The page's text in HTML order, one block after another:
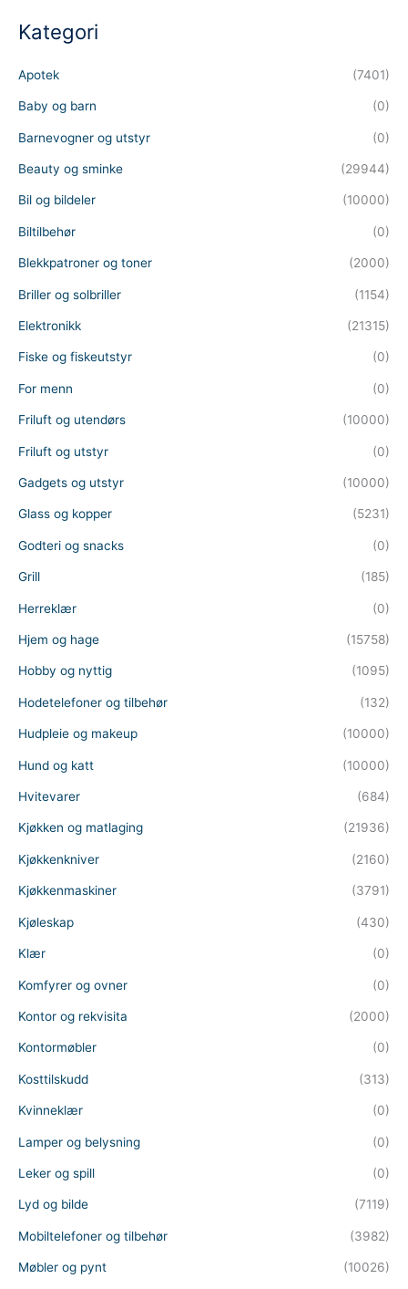
t
s
a
r
h
Kategori
Apotek (7401)
Baby og barn (0)
Barnevogner og utstyr (0)
Beauty og sminke (29944)
Bil og bildeler (10000)
Biltilbehør (0)
Blekkpatroner og toner (2000)
Briller og solbriller (1154)
Elektronikk (21315)
Fiske og fiskeutstyr (0)
For menn (0)
Friluft og utendørs (10000)
Friluft og utstyr (0)
Gadgets og utstyr (10000)
Glass og kopper (5231)
Godteri og snacks (0)
Grill (185)
Herreklær (0)
Hjem og hage (15758)
Hobby og nyttig (1095)
Hodetelefoner og tilbehør (132)
Hudpleie og makeup (10000)
Hund og katt (10000)
Hvitevarer (684)
Kjøkken og matlaging (21936)
Kjøkkenkniver (2160)
Kjøkkenmaskiner (3791)
Kjøleskap (430)
Klær (0)
Komfyrer og ovner (0)
Kontor og rekvisita (2000)
Kontormøbler (0)
Kosttilskudd (313)
Kvinneklær (0)
Lamper og belysning (0)
Leker og spill (0)
Lyd og bilde (7119)
Mobiltelefoner og tilbehør (3982)
Møbler og pynt (10026)